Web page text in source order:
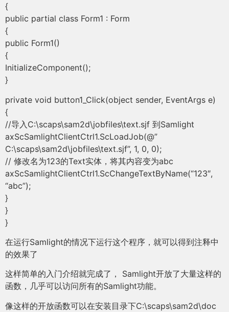
{
public partial class Form1 : Form
{
public Form1()
{
InitializeComponent();
}
private void button1_Click(object sender, EventArgs e)
{
//导入C:\scaps\sam2d\jobfiles\text.sjf 到Samlight
axScSamlightClientCtrl1.ScLoadJob(@”
C:\scaps\sam2d\jobfiles\text.sjf”, 1, 0, 0);
// 修改名为123的Text实体，将其内容变为abc
axScSamlightClientCtrl1.ScChangeTextByName(“123″,
“abc”);
}
}
}
在运行Samlight的情况下运行这个程序，就可以得到注释中
的效果了
这样简单的入门介绍就完成了， Samlight开放了大量这样的
函数，几乎可以访问所有的Samlight功能。
像这样的开放函数可以在安装目录下C:\scaps\sam2d\doc